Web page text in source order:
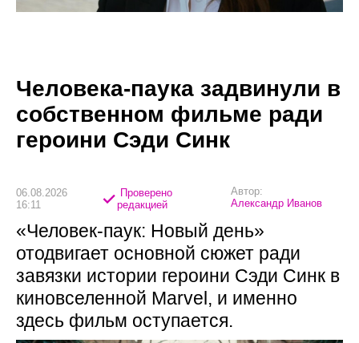
Человека-паука задвинули в
собственном фильме ради
героини Сэди Синк
06.08.2026
16:11
Проверено
редакцией
Автор:
Александр Иванов
«Человек-паук: Новый день»
отодвигает основной сюжет ради
завязки истории героини Сэди Синк в
киновселенной Marvel, и именно
здесь фильм оступается.